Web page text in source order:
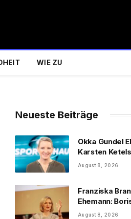
WIE ZU
Neueste Beiträge
Okka Gundel
Karsten
Beruf & Kinder
August 8, 2026
Franziska
Ehemann:
Palmer,
August 8, 2026